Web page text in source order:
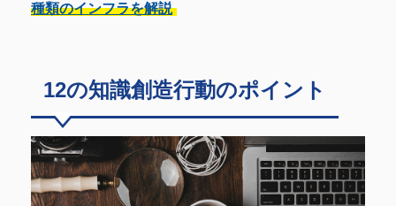
種類のインフラを解説
12の知識創造行動のポイント